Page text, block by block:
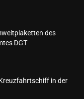
des
DGT
in der